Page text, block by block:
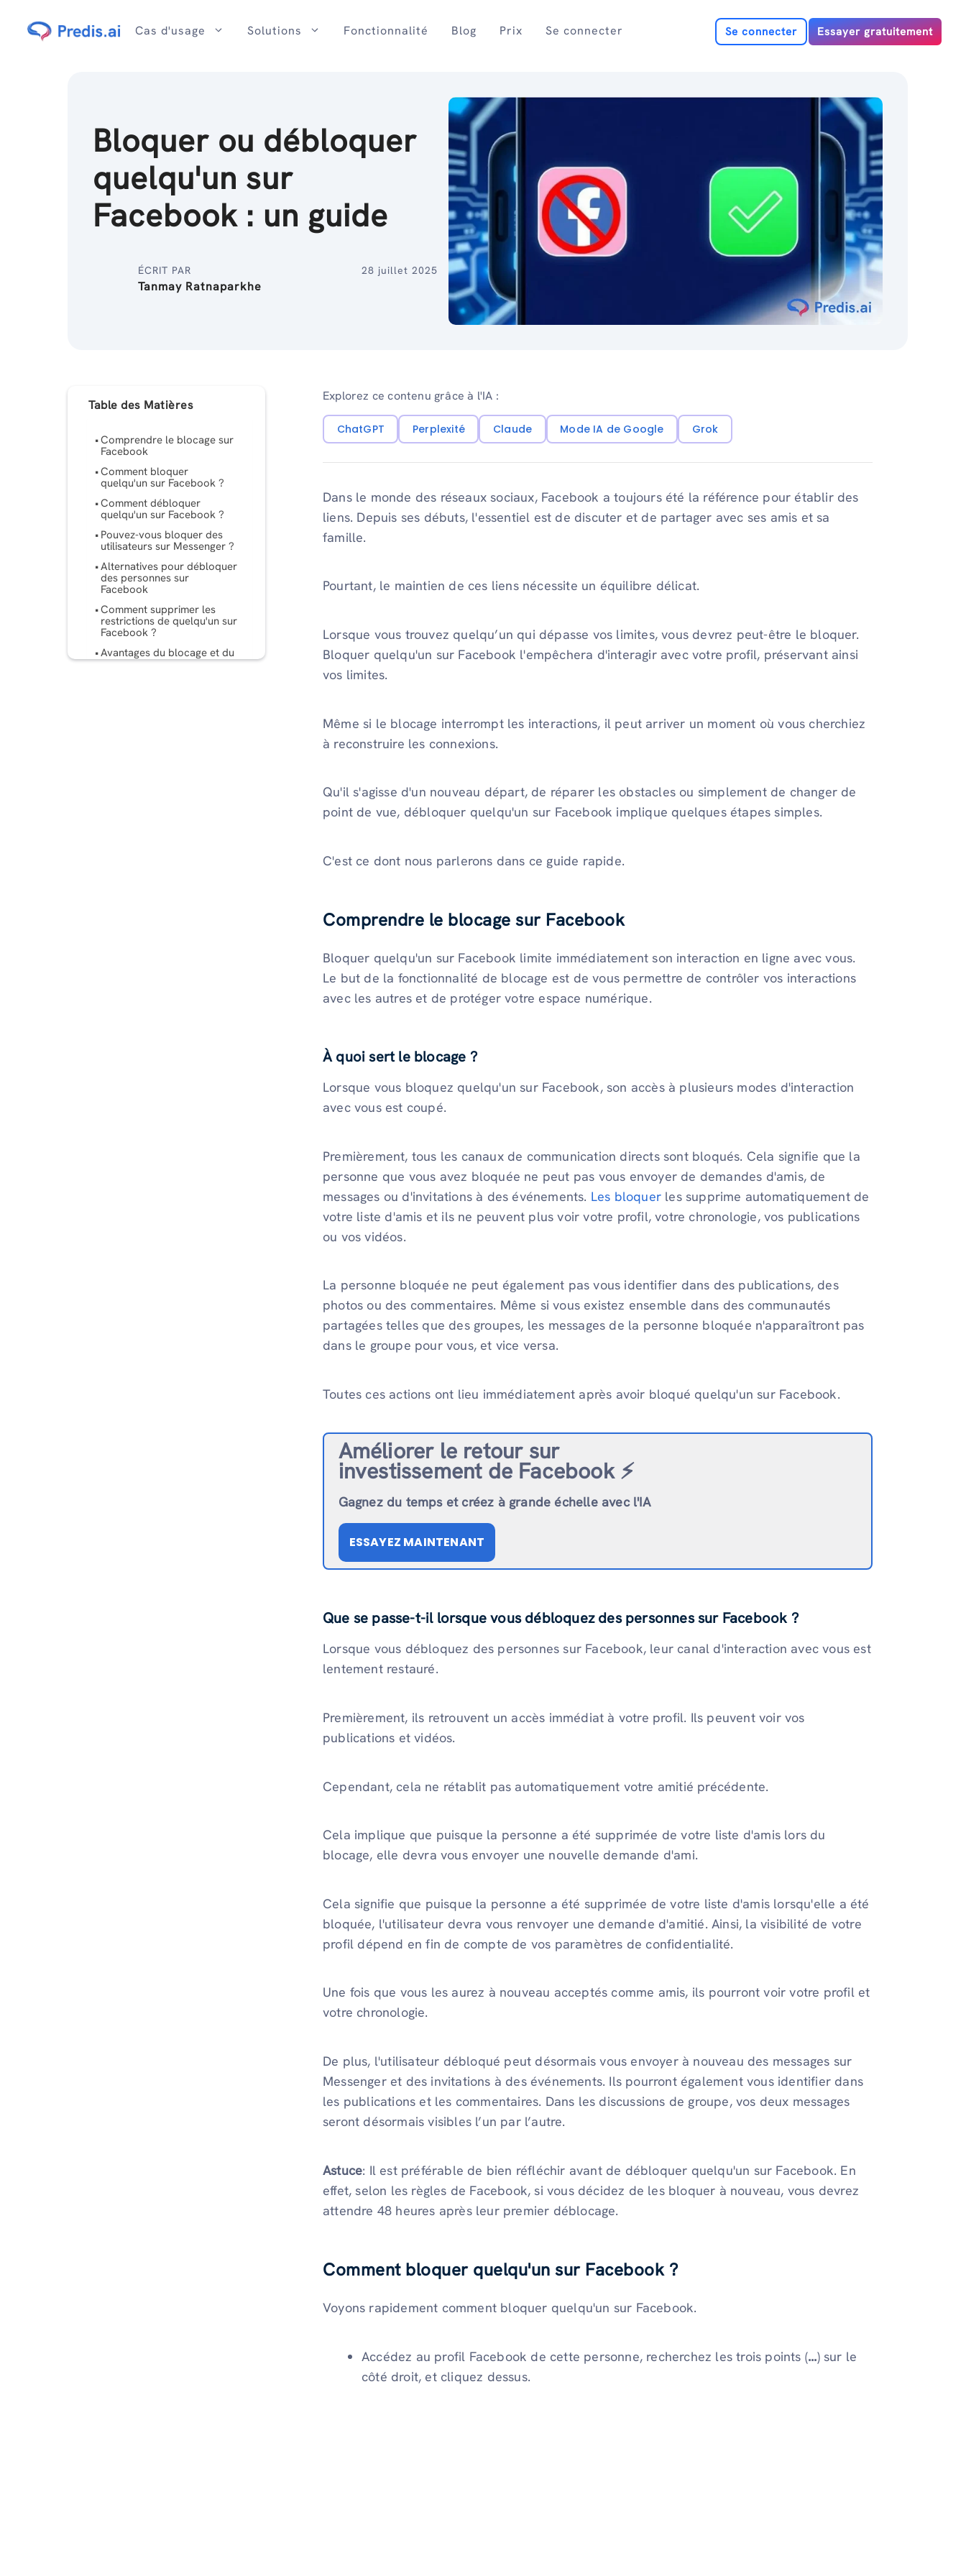
contenu
Cas d'usage Solutions Fonctionnalité Blog Prix Se connecter Se connecter Essayer gratuitement
Bloquer ou débloquer
quelqu'un sur
Facebook : un guide
ÉCRIT PAR
Tanmay Ratnaparkhe
28 juillet 2025
Table des Matières
Comprendre le blocage sur
Facebook
Comment bloquer
quelqu'un sur Facebook ?
Comment débloquer
quelqu'un sur Facebook ?
Pouvez-vous bloquer des
utilisateurs sur Messenger ?
Alternatives pour débloquer
des personnes sur
Facebook
Comment supprimer les
restrictions de quelqu'un sur
Facebook ?
Avantages du blocage et du
déblocage sur Facebook
Explorez ce contenu grâce à l'IA :
ChatGPT Perplexité Claude Mode IA de Google Grok
Dans le monde des réseaux sociaux, Facebook a toujours été la référence pour établir des
liens. Depuis ses débuts, l'essentiel est de discuter et de partager avec ses amis et sa
famille.
Pourtant, le maintien de ces liens nécessite un équilibre délicat.
Lorsque vous trouvez quelqu’un qui dépasse vos limites, vous devrez peut-être le bloquer.
Bloquer quelqu'un sur Facebook l'empêchera d'interagir avec votre profil, préservant ainsi
vos limites.
Même si le blocage interrompt les interactions, il peut arriver un moment où vous cherchiez
à reconstruire les connexions.
Qu'il s'agisse d'un nouveau départ, de réparer les obstacles ou simplement de changer de
point de vue, débloquer quelqu'un sur Facebook implique quelques étapes simples.
C'est ce dont nous parlerons dans ce guide rapide.
Comprendre le blocage sur Facebook
Bloquer quelqu'un sur Facebook limite immédiatement son interaction en ligne avec vous.
Le but de la fonctionnalité de blocage est de vous permettre de contrôler vos interactions
avec les autres et de protéger votre espace numérique.
À quoi sert le blocage ?
Lorsque vous bloquez quelqu'un sur Facebook, son accès à plusieurs modes d'interaction
avec vous est coupé.
Premièrement, tous les canaux de communication directs sont bloqués. Cela signifie que la
personne que vous avez bloquée ne peut pas vous envoyer de demandes d'amis, de
messages ou d'invitations à des événements. Les bloquer les supprime automatiquement de
votre liste d'amis et ils ne peuvent plus voir votre profil, votre chronologie, vos publications
ou vos vidéos.
La personne bloquée ne peut également pas vous identifier dans des publications, des
photos ou des commentaires. Même si vous existez ensemble dans des communautés
partagées telles que des groupes, les messages de la personne bloquée n'apparaîtront pas
dans le groupe pour vous, et vice versa.
Toutes ces actions ont lieu immédiatement après avoir bloqué quelqu'un sur Facebook.
Améliorer le retour sur
investissement de Facebook ⚡️
Gagnez du temps et créez à grande échelle avec l'IA
ESSAYEZ MAINTENANT
Que se passe-t-il lorsque vous débloquez des personnes sur Facebook ?
Lorsque vous débloquez des personnes sur Facebook, leur canal d'interaction avec vous est
lentement restauré.
Premièrement, ils retrouvent un accès immédiat à votre profil. Ils peuvent voir vos
publications et vidéos.
Cependant, cela ne rétablit pas automatiquement votre amitié précédente.
Cela implique que puisque la personne a été supprimée de votre liste d'amis lors du
blocage, elle devra vous envoyer une nouvelle demande d'ami.
Cela signifie que puisque la personne a été supprimée de votre liste d'amis lorsqu'elle a été
bloquée, l'utilisateur devra vous renvoyer une demande d'amitié. Ainsi, la visibilité de votre
profil dépend en fin de compte de vos paramètres de confidentialité.
Une fois que vous les aurez à nouveau acceptés comme amis, ils pourront voir votre profil et
votre chronologie.
De plus, l'utilisateur débloqué peut désormais vous envoyer à nouveau des messages sur
Messenger et des invitations à des événements. Ils pourront également vous identifier dans
les publications et les commentaires. Dans les discussions de groupe, vos deux messages
seront désormais visibles l’un par l’autre.
Astuce: Il est préférable de bien réfléchir avant de débloquer quelqu'un sur Facebook. En
effet, selon les règles de Facebook, si vous décidez de les bloquer à nouveau, vous devrez
attendre 48 heures après leur premier déblocage.
Comment bloquer quelqu'un sur Facebook ?
Voyons rapidement comment bloquer quelqu'un sur Facebook.
Accédez au profil Facebook de cette personne, recherchez les trois points (...) sur le
côté droit, et cliquez dessus.